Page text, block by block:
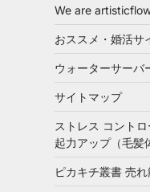
We are
おススメ・婚活サ
ウォーターサーバ
サイトマップ
ストレス コント
起力アップ（毛髪
ピカキチ叢書 売